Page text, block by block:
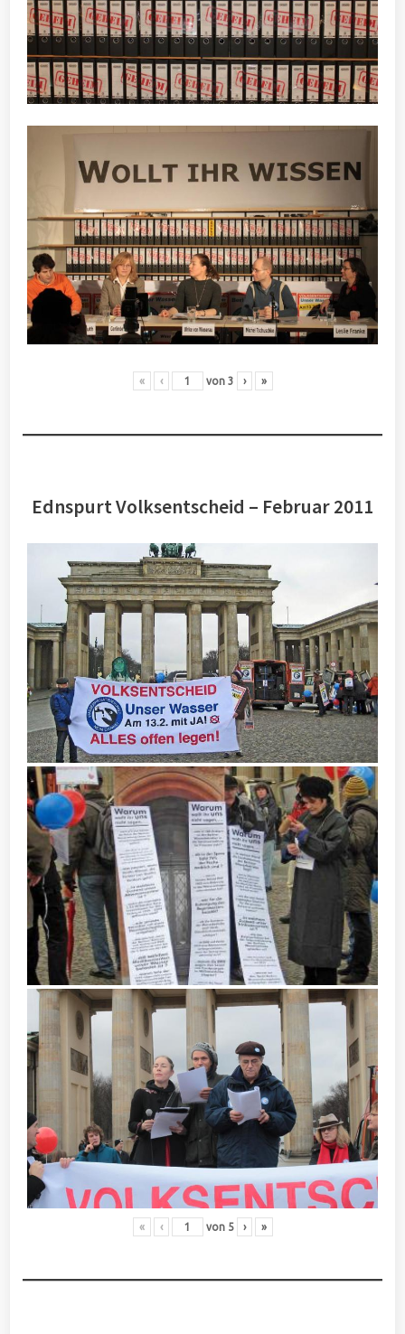
« ‹ von 3 › »
Ednspurt Volksentscheid – Februar 2011
« ‹ von 5 › »